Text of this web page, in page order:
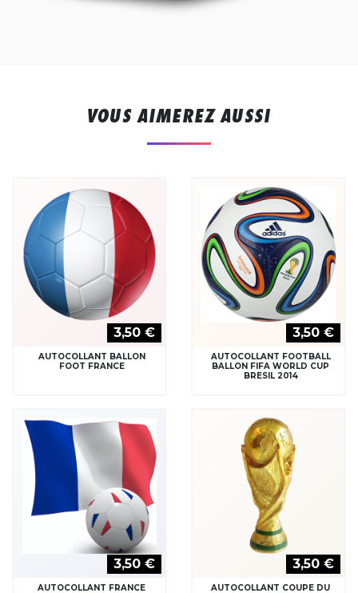
VOUS AIMEREZ AUSSI
3,50 €
AUTOCOLLANT BALLON
FOOT FRANCE
3,50 €
AUTOCOLLANT FOOTBALL
BALLON FIFA WORLD CUP
BRESIL 2014
3,50 €
AUTOCOLLANT FRANCE
3,50 €
AUTOCOLLANT COUPE DU